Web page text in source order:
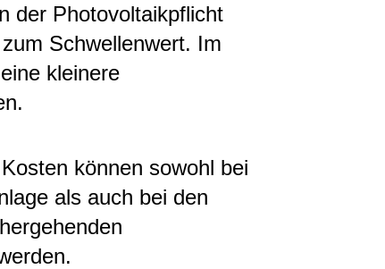
der Photovoltaikpflicht
Schwellenwert. Im
kleinere
können sowohl bei
als auch bei den